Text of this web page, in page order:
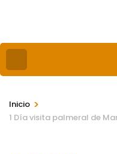
Inicio >
1 Día visita palmeral de